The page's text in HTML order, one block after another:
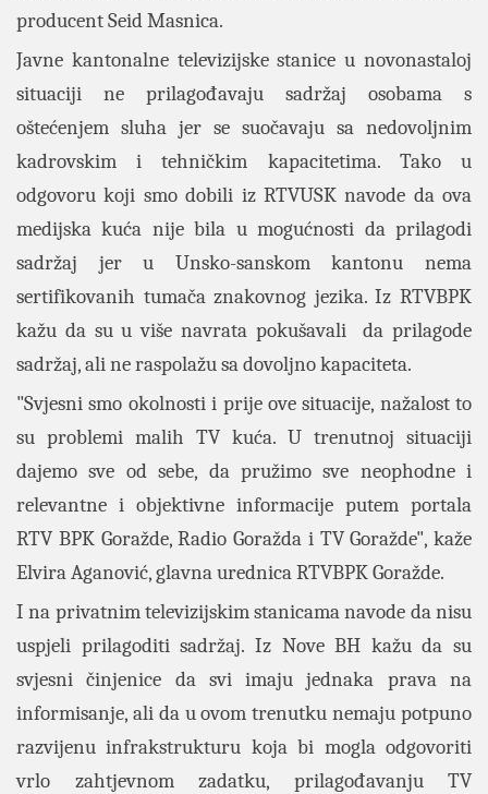
producent Seid Masnica.
Javne kantonalne televizijske stanice u novonastaloj
situaciji ne prilagođavaju sadržaj osobama s
oštećenjem sluha jer se suočavaju sa nedovoljnim
kadrovskim i tehničkim kapacitetima. Tako u
odgovoru koji smo dobili iz RTVUSK navode da ova
medijska kuća nije bila u mogućnosti da prilagodi
sadržaj jer u Unsko-sanskom kantonu nema
sertifikovanih tumača znakovnog jezika. Iz RTVBPK
kažu da su u više navrata pokušavali da prilagode
sadržaj, ali ne raspolažu sa dovoljno kapaciteta.
"Svjesni smo okolnosti i prije ove situacije, nažalost to
su problemi malih TV kuća. U trenutnoj situaciji
dajemo sve od sebe, da pružimo sve neophodne i
relevantne i objektivne informacije putem portala
RTV BPK Goražde, Radio Goražda i TV Goražde", kaže
Elvira Aganović, glavna urednica RTVBPK Goražde.
I na privatnim televizijskim stanicama navode da nisu
uspjeli prilagoditi sadržaj. Iz Nove BH kažu da su
svjesni činjenice da svi imaju jednaka prava na
informisanje, ali da u ovom trenutku nemaju potpuno
razvijenu infrakstrukturu koja bi mogla odgovoriti
vrlo zahtjevnom zadatku, prilagođavanju TV